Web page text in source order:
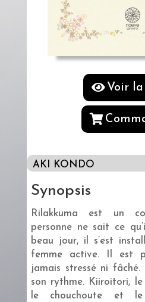
Voir la
AKI KONDO
Synopsis
Rilakkuma est un
personne ne sait ce
beau jour, il s’est
femme active. Il est
jamais stressé ni
son rythme. Kiiroitori,
le chouchoute et